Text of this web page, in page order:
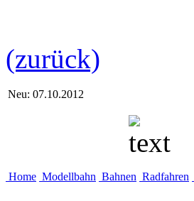
(zurück)
Neu: 07.10.2012
Home Modellbahn Bahnen Radfahren